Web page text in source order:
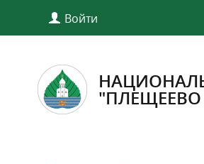
Войти